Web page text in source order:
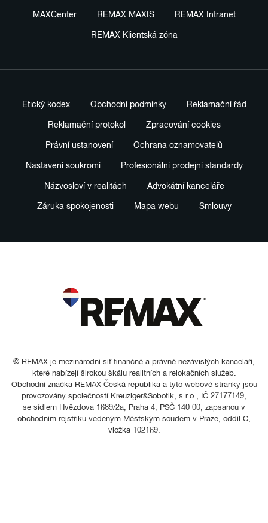
MAXCenter REMAX MAXIS REMAX Intranet
REMAX Klientská zóna
Etický kodex Obchodní podmínky Reklamační řád
Reklamační protokol Zpracování cookies
Právní ustanovení Ochrana oznamovatelů
Nastavení soukromí Profesionální prodejní standardy
Názvosloví v realitách Advokátní kanceláře
Záruka spokojenosti Mapa webu Smlouvy
© REMAX je mezinárodní síť finančně a právně nezávislých kanceláří,
které nabízejí širokou škálu realitních a relokačních služeb.
Obchodní značka REMAX Česká republika a tyto webové stránky jsou
provozovány společností Kreuziger&Sobotik, s.r.o., IČ 27177149,
se sídlem Hvězdova 1689/2a, Praha 4, PSČ 140 00, zapsanou v
obchodním rejstříku vedeným Městským soudem v Praze, oddíl C,
vložka 102169.